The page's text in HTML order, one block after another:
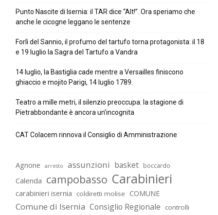
Punto Nascite di Isernia: il TAR dice “Alt!”. Ora speriamo che
anche le cicogne leggano le sentenze
Forlì del Sannio, il profumo del tartufo torna protagonista: il 18
e 19 luglio la Sagra del Tartufo a Vandra
14 luglio, la Bastiglia cade mentre a Versailles finiscono
ghiaccio e mojito Parigi, 14 luglio 1789.
Teatro a mille metri, il silenzio preoccupa: la stagione di
Pietrabbondante è ancora un’incognita
CAT Colacem rinnova il Consiglio di Amministrazione
Agnone arresto assunzioni basket boccardo
Calenda campobasso Carabinieri
carabinieri isernia coldiretti molise COMUNE
Comune di Isernia Consiglio Regionale controlli